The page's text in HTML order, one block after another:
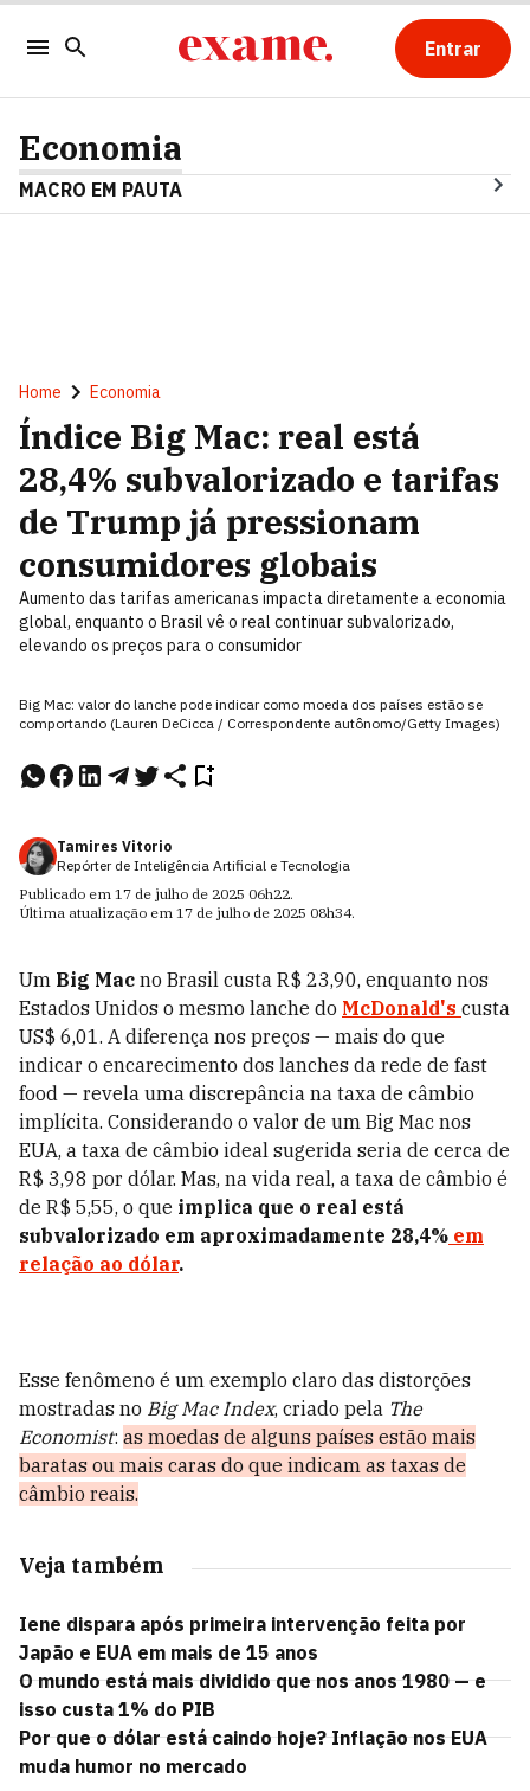
Entrar
Economia
MACRO EM PAUTA
Home Economia
Índice Big Mac: real está
28,4% subvalorizado e tarifas
de Trump já pressionam
consumidores globais
Aumento das tarifas americanas impacta diretamente a economia
global, enquanto o Brasil vê o real continuar subvalorizado,
elevando os preços para o consumidor
Big Mac: valor do lanche pode indicar como moeda dos países estão se
comportando (Lauren DeCicca / Correspondente autônomo/Getty Images)
Tamires Vitorio
Repórter de Inteligência Artificial e Tecnologia
Publicado em 17 de julho de 2025 06h22.
Última atualização em 17 de julho de 2025 08h34.
Um Big Mac no Brasil custa R$ 23,90, enquanto nos
Estados Unidos o mesmo lanche do McDonald's custa
US$ 6,01. A diferença nos preços — mais do que
indicar o encarecimento dos lanches da rede de fast
food — revela uma discrepância na taxa de câmbio
implícita. Considerando o valor de um Big Mac nos
EUA, a taxa de câmbio ideal sugerida seria de cerca de
R$ 3,98 por dólar. Mas, na vida real, a taxa de câmbio é
de R$ 5,55, o que implica que o real está
subvalorizado em aproximadamente 28,4% em
relação ao dólar.
Esse fenômeno é um exemplo claro das distorções
mostradas no Big Mac Index, criado pela The
Economist: as moedas de alguns países estão mais
baratas ou mais caras do que indicam as taxas de
câmbio reais.
Veja também
Iene dispara após primeira intervenção feita por
Japão e EUA em mais de 15 anos
O mundo está mais dividido que nos anos 1980 — e
isso custa 1% do PIB
Por que o dólar está caindo hoje? Inflação nos EUA
muda humor no mercado